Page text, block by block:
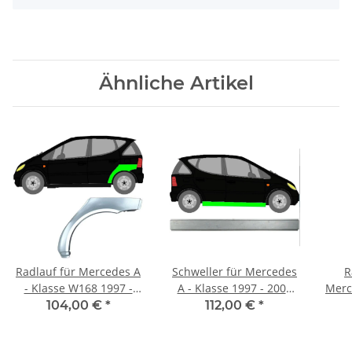
Ähnliche Artikel
Radlauf für Mercedes A
- Klasse W168 1997 -
2004 links
104,00 € *
Schweller für Mercedes
A - Klasse 1997 - 2004
rechts
112,00 € *